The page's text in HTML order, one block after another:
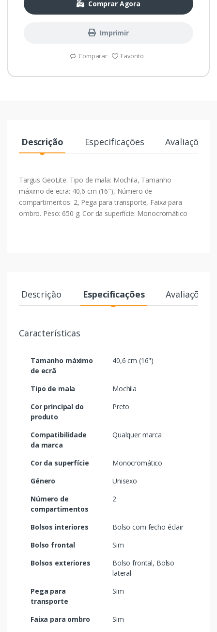
Comprar Agora
Imprimir
Comparar Favorito
Descrição Especificações Avaliações
Targus GeoLite. Tipo de mala: Mochila, Tamanho
máximo de ecrã: 40,6 cm (16"), Número de
compartimentos: 2, Pega para transporte, Faixa para
ombro. Peso: 650 g. Cor da superfície: Monocromático
Descrição Especificações Avaliações
Características
Tamanho máximo
de ecrã
40,6 cm (16")
Tipo de mala
Mochila
Cor principal do
produto
Preto
Compatibilidade
da marca
Qualquer marca
Cor da superfície
Monocromático
Género
Unisexo
Número de
compartimentos
2
Bolsos interiores
Bolso com fecho éclair
Bolso frontal
Sim
Bolsos exteriores
Bolso frontal, Bolso
lateral
Pega para
transporte
Sim
Faixa para ombro
Sim